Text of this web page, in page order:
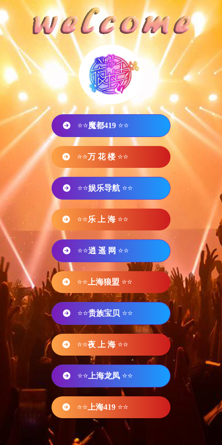
⭐⭐魔都419 ⭐⭐
⭐⭐万 花 楼 ⭐⭐
⭐⭐娱乐导航 ⭐⭐
⭐⭐乐 上 海 ⭐⭐
⭐⭐逍 遥 网 ⭐⭐
⭐⭐ 上海狼盟 ⭐⭐
⭐⭐贵族宝贝 ⭐⭐
⭐⭐夜 上 海 ⭐⭐
⭐⭐ 上海龙凤 ⭐⭐
⭐⭐ 上海419 ⭐⭐